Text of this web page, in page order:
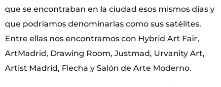
que se encontraban en la ciudad esos mismos días y
que podríamos denominarlas como sus satélites.
Entre ellas nos encontramos con Hybrid Art Fair,
ArtMadrid, Drawing Room, Justmad, Urvanity Art,
Artist Madrid, Flecha y Salón de Arte Moderno.